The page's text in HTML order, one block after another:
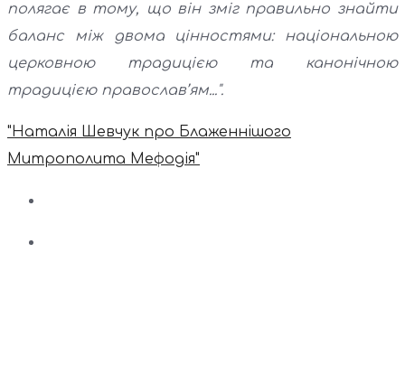
полягає в тому, що він зміг правильно знайти
баланс між двома цінностями: національною
церковною традицією та канонічною
традицією православ’ям...".
"Наталія Шевчук про Блаженнішого
Митрополита Мефодія"